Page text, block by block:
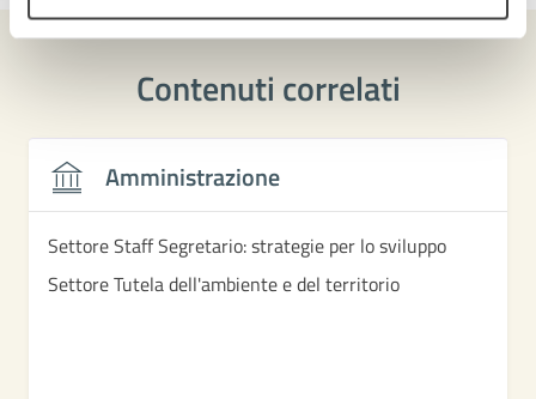
Contenuti correlati
Amministrazione
Settore Staff Segretario: strategie per lo sviluppo
Settore Tutela dell'ambiente e del territorio